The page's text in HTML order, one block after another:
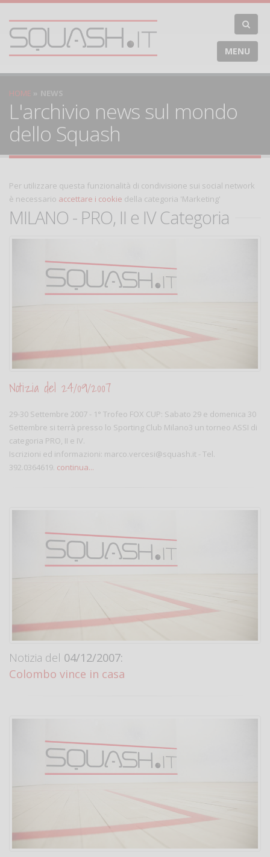
MENU
HOME NEWS
L'archivio news sul mondo
dello Squash
Per utilizzare questa funzionalità di condivisione sui social network
è necessario accettare i cookie della categoria 'Marketing'
MILANO - PRO, II e IV Categoria
Notizia del 24/09/2007
29-30 Settembre 2007 - 1° Trofeo FOX CUP: Sabato 29 e domenica 30
Settembre si terrà presso lo Sporting Club Milano3 un torneo ASSI di
categoria PRO, II e IV.
Iscrizioni ed informazioni: marco.vercesi@squash.it - Tel.
392.0364619. continua...
Notizia del 04/12/2007:
Colombo vince in casa